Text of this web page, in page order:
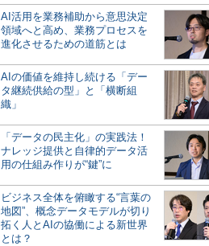
AI活用を業務補助から意思決定
領域へと高め、業務プロセスを
進化させるための道筋とは
AIの価値を維持し続ける「デー
タ継続供給の型」と「横断組
織」
「データの民主化」の実践法！
ナレッジ提供と自律的データ活
用の仕組み作りが“鍵”に
ビジネス全体を俯瞰する“言葉の
地図”、概念データモデルが切り
拓く人とAIの協働による新世界
とは？